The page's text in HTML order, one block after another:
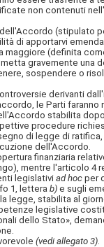
non contenuti
(stipulato
di apportarvi
(definita
gravemente una
sospendere o
derivanti
le Parti
stabilita
procedure
di legge di
dell'Accordo.
finanziaria
mentre l'articolo 4
legislativiad hoc per
1, letterab) e sugli
legge, stabilita al
legislative
dello Stato»,
(vedi allegato 3)